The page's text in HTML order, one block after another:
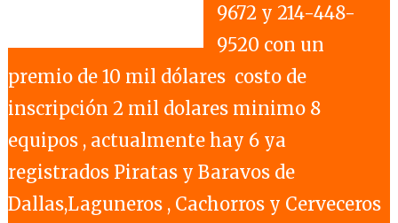
9672 y 214-448-
9520 con un
premio de 10 mil dólares costo de
inscripción 2 mil dolares minimo 8
equipos , actualmente hay 6 ya
registrados Piratas y Baravos de
Dallas,Laguneros , Cachorros y Cerveceros